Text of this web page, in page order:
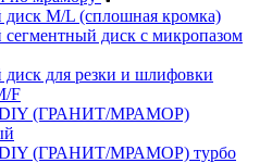
M/L (сплошная кромка)
диск с микропазом
для резки и шлифовки
F
DIY (ГРАНИТ/МРАМОР)
DIY (ГРАНИТ/МРАМОР) турбо